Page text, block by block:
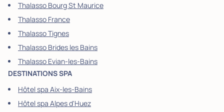
Thalasso Bourg St Maurice
Thalasso France
Thalasso Tignes
Thalasso Brides les Bains
Thalasso Evian-les-Bains
DESTINATIONS SPA
Hôtel spa Aix-les-Bains
Hôtel spa Alpes d'Huez